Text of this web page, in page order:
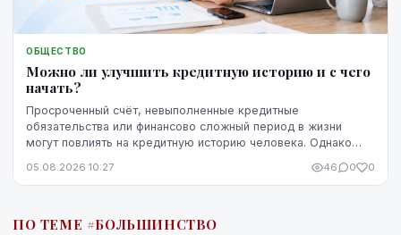
ОБЩЕСТВО
Можно ли улучшить кредитную историю и с чего
начать?
Просроченный счёт, невыполненные кредитные
обязательства или финансово сложный период в жизни
могут повлиять на кредитную историю человека. Однако
невозможно изменить. Кредитную историю можно
действия.
05.08.2026 10:27 46 0 0
ПО ТЕМЕ #БОЛЬШИНСТВО